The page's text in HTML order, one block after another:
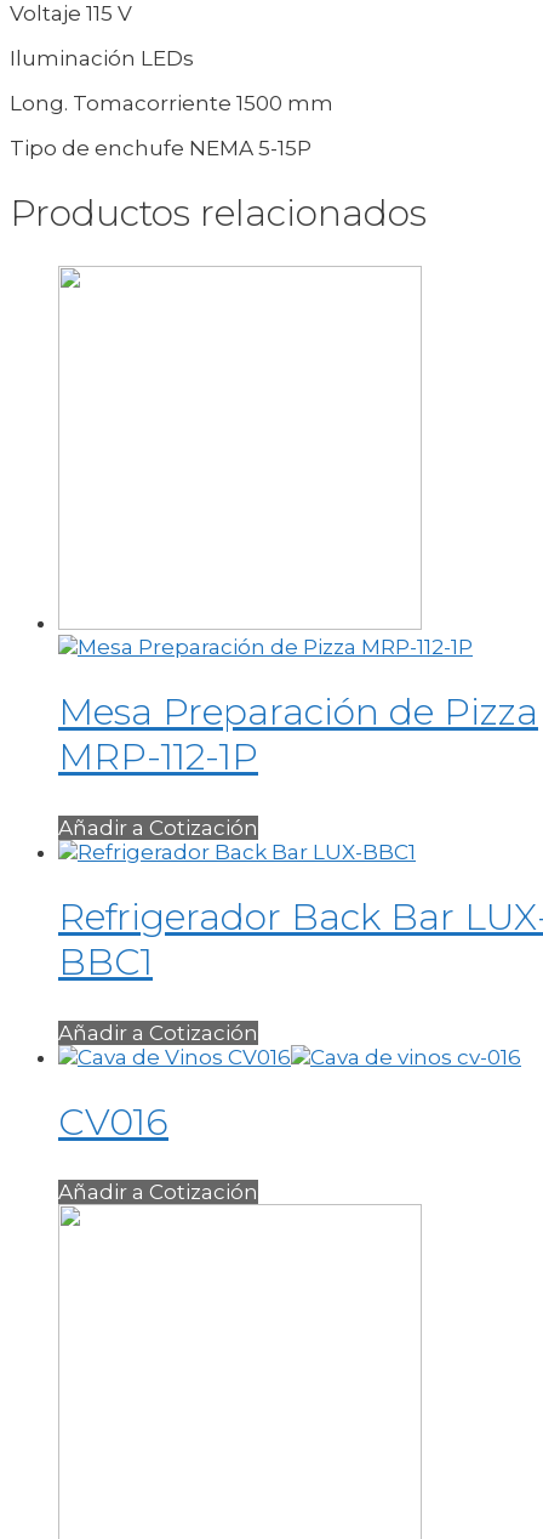
Voltaje 115 V
Iluminación LEDs
Long. Tomacorriente 1500 mm
Tipo de enchufe NEMA 5-15P
Productos relacionados
Mesa Preparación de Pizza
MRP-112-1P
Añadir a Cotización
Refrigerador Back Bar
BBC1
Añadir a Cotización
CV016
Añadir a Cotización